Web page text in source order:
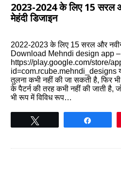
2023-2024 के लिए 15 सरल
मेहंदी डिजाइन
2022-2023 के लिए 15 सरल और
Download Mehndi design app –
https://play.google.com/store/
id=com.rcube.mehndi_designs
तुलना कभी नहीं की जा सकती है, फिर
के पैटर्न की तरह कभी नहीं की जाती है,
भी रूप में विविध रूप…